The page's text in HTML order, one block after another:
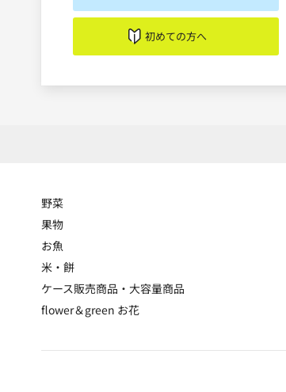
初めての方へ
野菜
果物
お魚
米・餅
ケース販売商品・大容量商品
flower＆green お花